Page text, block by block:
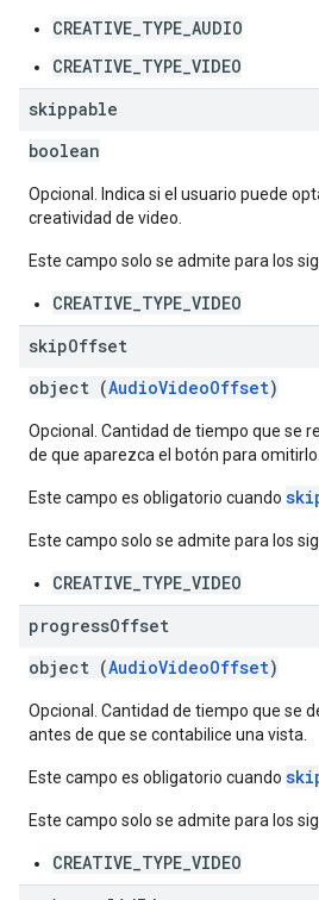
CREATIVE_TYPE_AUDIO
CREATIVE_TYPE_VIDEO
skippable
boolean
Opcional. Indica si el usuario puede
creatividad de video.
Este campo solo se admite para los
CREATIVE_TYPE_VIDEO
skipOffset
object (AudioVideoOffset)
Opcional. Cantidad de tiempo que se
de que aparezca el botón para omitirlo.
Este campo es obligatorio cuando
Este campo solo se admite para los
CREATIVE_TYPE_VIDEO
progressOffset
object (AudioVideoOffset)
Opcional. Cantidad de tiempo que se
antes de que se contabilice una vista.
Este campo es obligatorio cuando
Este campo solo se admite para los
CREATIVE_TYPE_VIDEO